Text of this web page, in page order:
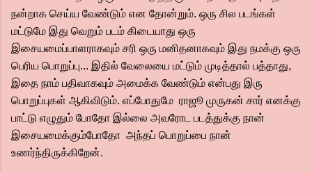
நன்றாக செய்ய வேண்டும் என தோன்றும். ஒரு சில படங்கள்
மட்டுமே இது வெறும் படம் கிடையாது ஒரு
இசையமைப்பாளராகவும் சரி ஒரு மனிதனாகவும் இது நமக்கு ஒரு
பெரிய பொறுப்பு... இதில் வேலையை மட்டும் முடித்தால் பத்தாது,
இதை நாம் பதிவாகவும் அமைக்க வேண்டும் என்பது இரு
பொறுப்புகள் ஆகிவிடும். எப்போதுமே ராஜூ முருகன் சார் எனக்கு
பாட்டு எழுதும் போதோ இல்லை அவரோட படத்துக்கு நான்
இசையமைக்கும்போதோ அந்தப் பொறுப்பை நான்
உணர்ந்திருக்கிறேன்.